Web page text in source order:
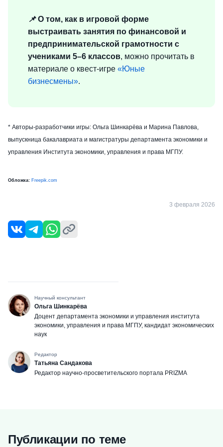
📌О том, как в игровой форме
выстраивать занятия по финансовой и
предпринимательской грамотности с
учениками 5–6 классов, можно прочитать в
материале о квест-игре «Юные
бизнесмены».
* Авторы-разработчики игры: Ольга Шинкарёва и Марина Павлова,
выпускница бакалавриата и магистратуры департамента экономики и
управления Института экономики, управления и права МГПУ.
Обложка: Freepik.com
3 февраля 2026
Научный консультант
Ольга Шинкарёва
Доцент департамента экономики и управления института
экономики, управления и права МГПУ, кандидат экономических
наук
Редактор
Татьяна Сандакова
Редактор научно-просветительского портала PRIZMA
Публикации по теме